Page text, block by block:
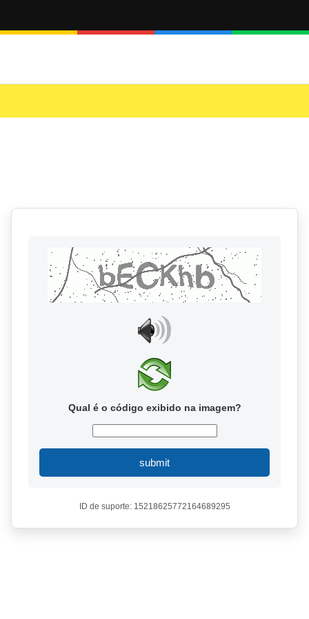
Qual é o código exibido na imagem?
submit
ID de suporte: 15218625772164689295